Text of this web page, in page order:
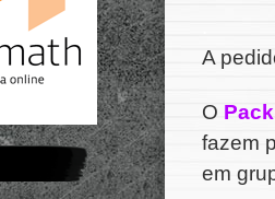
A
O
fazem
em